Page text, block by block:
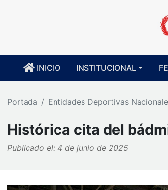
INICIO INSTITUCIONAL
Portada Entidades Deportivas
Histórica cita del
Publicado el: 4 de junio de 2025